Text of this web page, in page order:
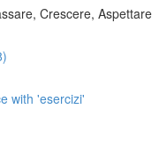
Crescere, Aspettare
with 'esercizi'